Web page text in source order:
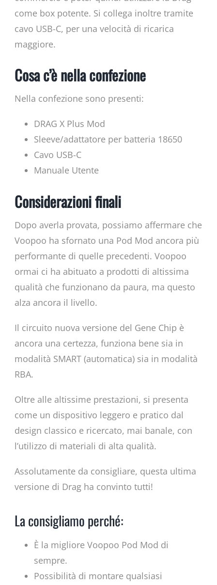
come box potente. Si collega inoltre tramite
cavo USB-C, per una velocità di ricarica
maggiore.
Cosa c’è nella confezione
Nella confezione sono presenti:
DRAG X Plus Mod
Sleeve/adattatore per batteria 18650
Cavo USB-C
Manuale Utente
Considerazioni finali
Dopo averla provata, possiamo affermare che
Voopoo ha sfornato una Pod Mod ancora più
performante di quelle precedenti. Voopoo
ormai ci ha abituato a prodotti di altissima
qualità che funzionano da paura, ma questo
alza ancora il livello.
Il circuito nuova versione del Gene Chip è
ancora una certezza, funziona bene sia in
modalità SMART (automatica) sia in modalità
RBA.
Oltre alle altissime prestazioni, si presenta
come un dispositivo leggero e pratico dal
design classico e ricercato, mai banale, con
l’utilizzo di materiali di alta qualità.
Assolutamente da consigliare, questa ultima
versione di Drag ha convinto tutti!
La consigliamo perché:
È la migliore Voopoo Pod Mod di
sempre.
Possibilità di montare qualsiasi